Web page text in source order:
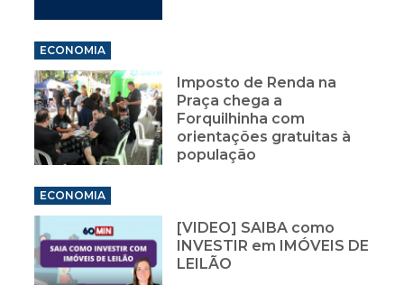
ECONOMIA
Imposto de Renda na
Praça chega a
Forquilhinha com
orientações gratuitas à
população
ECONOMIA
[VIDEO] SAIBA como
INVESTIR em IMÓVEIS DE
LEILÃO